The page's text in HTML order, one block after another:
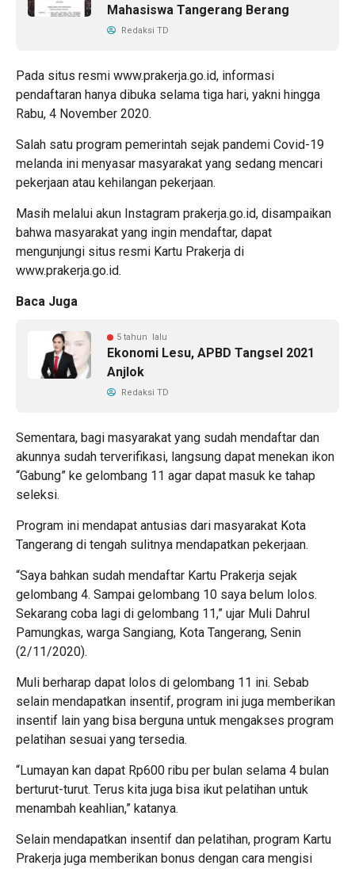
Mahasiswa Tangerang Berang
Redaksi TD
Pada situs resmi www.prakerja.go.id, informasi
pendaftaran hanya dibuka selama tiga hari, yakni hingga
Rabu, 4 November 2020.
Salah satu program pemerintah sejak pandemi Covid-19
melanda ini menyasar masyarakat yang sedang mencari
pekerjaan atau kehilangan pekerjaan.
Masih melalui akun Instagram prakerja.go.id, disampaikan
bahwa masyarakat yang ingin mendaftar, dapat
mengunjungi situs resmi Kartu Prakerja di
www.prakerja.go.id.
Baca Juga
5 tahun lalu
Ekonomi Lesu, APBD Tangsel 2021
Anjlok
Redaksi TD
Sementara, bagi masyarakat yang sudah mendaftar dan
akunnya sudah terverifikasi, langsung dapat menekan ikon
“Gabung” ke gelombang 11 agar dapat masuk ke tahap
seleksi.
Program ini mendapat antusias dari masyarakat Kota
Tangerang di tengah sulitnya mendapatkan pekerjaan.
“Saya bahkan sudah mendaftar Kartu Prakerja sejak
gelombang 4. Sampai gelombang 10 saya belum lolos.
Sekarang coba lagi di gelombang 11,” ujar Muli Dahrul
Pamungkas, warga Sangiang, Kota Tangerang, Senin
(2/11/2020).
Muli berharap dapat lolos di gelombang 11 ini. Sebab
selain mendapatkan insentif, program ini juga memberikan
insentif lain yang bisa berguna untuk mengakses program
pelatihan sesuai yang tersedia.
“Lumayan kan dapat Rp600 ribu per bulan selama 4 bulan
berturut-turut. Terus kita juga bisa ikut pelatihan untuk
menambah keahlian,” katanya.
Selain mendapatkan insentif dan pelatihan, program Kartu
Prakerja juga memberikan bonus dengan cara mengisi